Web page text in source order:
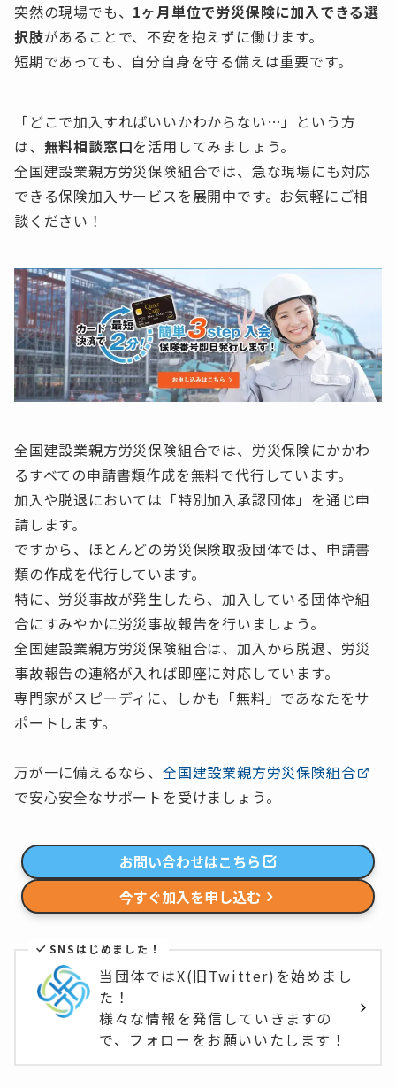
突然の現場でも、 1ヶ月単位で労災保険に加入できる選
択肢があることで、不安を抱えずに働けます。
短期であっても、自分自身を守る備えは重要です。
「どこで加入すればいいかわからない…」という方
は、 無料相談窓口を活用してみましょう。
全国建設業親方労災保険組合では、急な現場にも対応
できる保険加入サービスを展開中です。お気軽にご相
談ください！
全国建設業親方労災保険組合では、労災保険にかかわ
るすべての申請書類作成を無料で代行しています。
加入や脱退においては「特別加入承認団体」を通じ申
請します。
ですから、ほとんどの労災保険取扱団体では、申請書
類の作成を代行しています。
特に、労災事故が発生したら、加入している団体や組
合にすみやかに労災事故報告を行いましょう。
全国建設業親方労災保険組合は、加入から脱退、労災
事故報告の連絡が入れば即座に対応しています。
専門家がスピーディに、しかも「無料」であなたをサ
ポートします。
万が一に備えるなら、 全国建設業親方労災保険組合
で安心安全なサポートを受けましょう。
お問い合わせはこちら
今すぐ加入を申し込む
SNSはじめました！
当団体ではX(旧Twitter)を始めまし
た！
様々な情報を発信していきますの
で、フォローをお願いいたします！